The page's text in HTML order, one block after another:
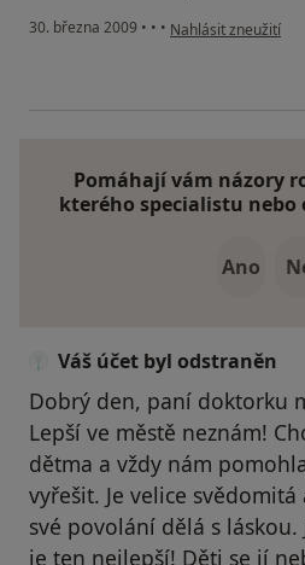
30. března 2009 • • • podle názoru
Nahlásit zneužití
Pomáhají vám názory
kterého specialistu
Ano
Váš účet byl odstraněn
Dobrý den, paní doktorku
Lepší ve městě neznám!
dětma a vždy nám
vyřešit. Je velice svědomitá
své povolání dělá s
je ten nejlepší! Děti se jí